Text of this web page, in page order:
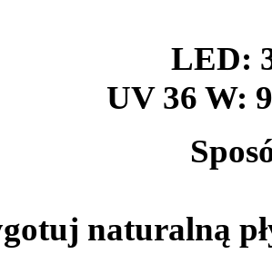
LED:
UV 36 W:
naturalną